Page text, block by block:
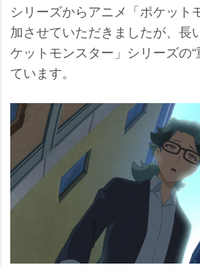
シリーズからアニメ「ポケット
加させていただきましたが、長
ケットモンスター」シリーズの“
ています。